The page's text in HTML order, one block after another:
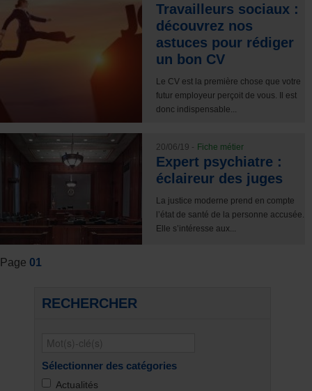
Travailleurs sociaux :
découvrez nos
astuces pour rédiger
un bon CV
Le CV est la première chose que votre
futur employeur perçoit de vous. Il est
donc indispensable...
20/06/19 - Fiche métier
Expert psychiatre :
éclaireur des juges
La justice moderne prend en compte
l’état de santé de la personne accusée.
Elle s’intéresse aux...
Page 01
RECHERCHER
Sélectionner des catégories
Actualités